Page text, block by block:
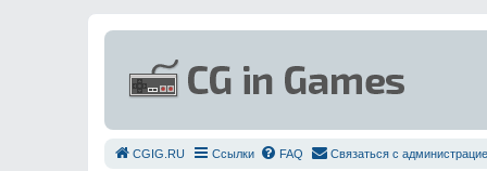
СGIG.RU Ссылки FAQ Связаться с